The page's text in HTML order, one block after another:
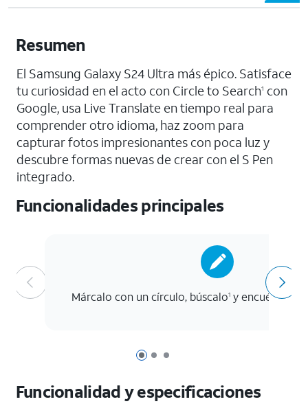
Resumen
El Samsung Galaxy S24 Ultra más épico. Satisface
tu curiosidad en el acto con Circle to Search1 con
Google, usa Live Translate en tiempo real para
comprender otro idioma, haz zoom para
capturar fotos impresionantes con poca luz y
descubre formas nuevas de crear con el S Pen
integrado.
Funcionalidades principales
Página 1 de 3
Página 2 de 3
Página 3 de 3
Márcalo con un círculo, búscalo1 y encuéntralo.
Funcionalidad y especificaciones